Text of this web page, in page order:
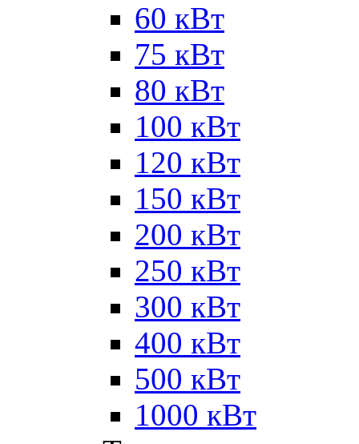
60 кВт
75 кВт
80 кВт
100 кВт
120 кВт
150 кВт
200 кВт
250 кВт
300 кВт
400 кВт
500 кВт
1000 кВт